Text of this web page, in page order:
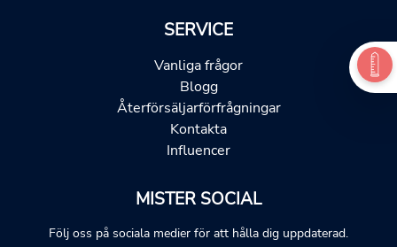
SERVICE
Vanliga frågor
Blogg
Återförsäljarförfrågningar
Kontakta
Influencer
MISTER SOCIAL
Följ oss på sociala medier för att hålla dig uppdaterad.